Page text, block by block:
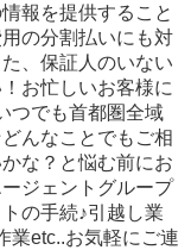
報を提供すること
の分割払いにも対
、保証人のいない
お忙しいお客様に
つでも首都圏全域
んなことでもご相
な？と悩む前にお
ジェントグループ
の手続♪引越し業
業etc..お気軽にご連